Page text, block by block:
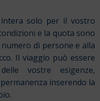
solo per il vostro
e la quota sono
di persone e alla
Il viaggio può essere
vostre esigenze,
inserendo la